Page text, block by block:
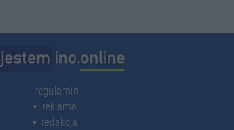
regulamin
reklama
redakcja